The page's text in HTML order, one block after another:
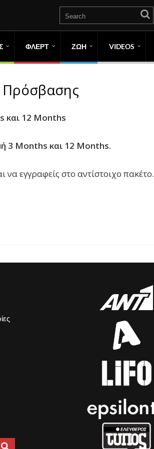
ΦΛΕΡΤ ΖΩΗ VIDEOS
Πρόσβασης
και 12 Months
3 Months και 12 Months.
να εγγραφείς στο αντίστοιχο πακέτο.